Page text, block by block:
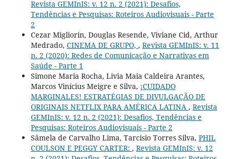
Revista GEMInIS: v. 12 n. 2 (2021): Desafios,
Tendências e Pesquisas: Roteiros Audiovisuais - Parte
2
Cezar Migliorin, Douglas Resende, Viviane Cid, Arthur
Medrado, CINEMA DE GRUPO, , Revista GEMInIS: v. 11
n. 2 (2020): Redes de Comunicação e Narrativas em
Saúde - Parte 1
Simone Maria Rocha, Livia Maia Caldeira Arantes,
Marcos Vinícius Meigre e Silva, ¡CUIDADO
MARGINALES! ESTRATÉGIAS DE DIVULGAÇÃO DE
ORIGINAIS NETFLIX PARA AMÉRICA LATINA , Revista
GEMInIS: v. 12 n. 2 (2021): Desafios, Tendências e
Pesquisas: Roteiros Audiovisuais - Parte 2
Sâmela de Carvalho Lima, Tarcisio Torres Silva, PHIL
COULSON E PEGGY CARTER: , Revista GEMInIS: v. 12